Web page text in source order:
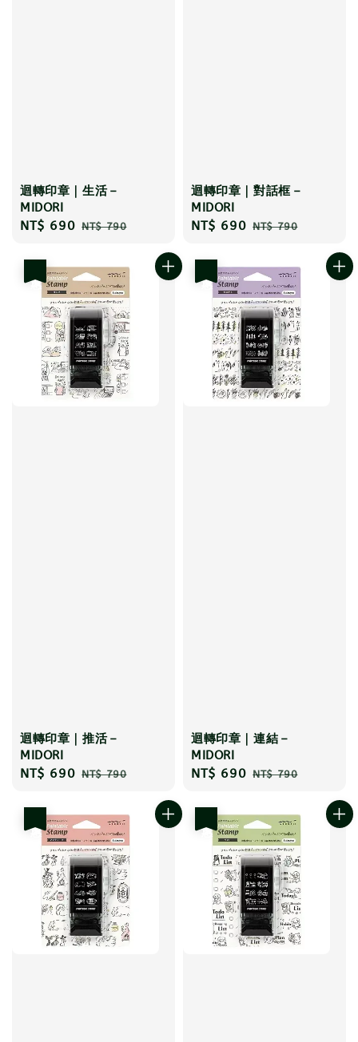
迴轉印章｜生活－
MIDORI
Sale
NT$ 690 Regular
NT$ 790
迴轉印章｜對話框－
MIDORI
Sale
NT$ 690 Regular
NT$ 790
迴轉印章｜推活－
MIDORI
Sale
NT$ 690 Regular
NT$ 790
迴轉印章｜連結－
MIDORI
Sale
NT$ 690 Regular
NT$ 790